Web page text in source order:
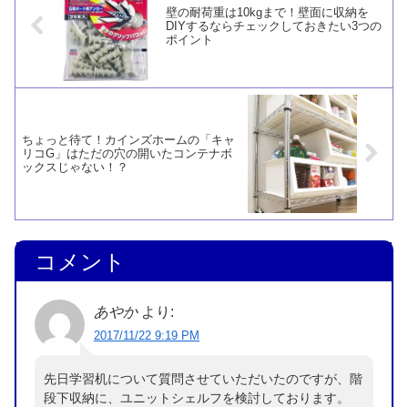
壁の耐荷重は10kgまで！壁面に収納を
DIYするならチェックしておきたい3つの
ポイント
ちょっと待て！カインズホームの「キャ
リコG」はただの穴の開いたコンテナボ
ックスじゃない！？
コメント
あやか より:
2017/11/22 9:19 PM
先日学習机について質問させていただいたのですが、階
段下収納に、ユニットシェルフを検討しております。